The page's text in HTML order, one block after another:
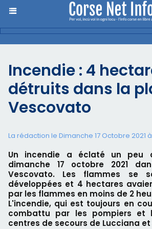
Incendie : 4
détruits dans la
Vescovato
La rédaction le Dimanche 17 Octobre 2021 à
Un incendie a éclaté un peu
dimanche 17 octobre 2021
Vescovato. Les flammes se
développées et 4 hectares
par les flammes en moins de 2
L'incendie, qui est toujours en
combattu par les pompiers et
centres de secours de Lucciana et